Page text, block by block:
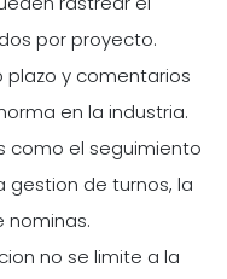
por proyecto.
plazo y comentarios
en la industria.
como el seguimiento
gestion de turnos, la
nominas.
no se limite a la